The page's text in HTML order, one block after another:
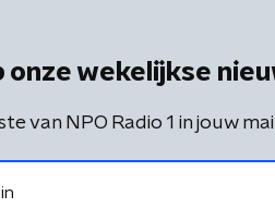
onze wekelijkse
van NPO Radio 1 in jouw